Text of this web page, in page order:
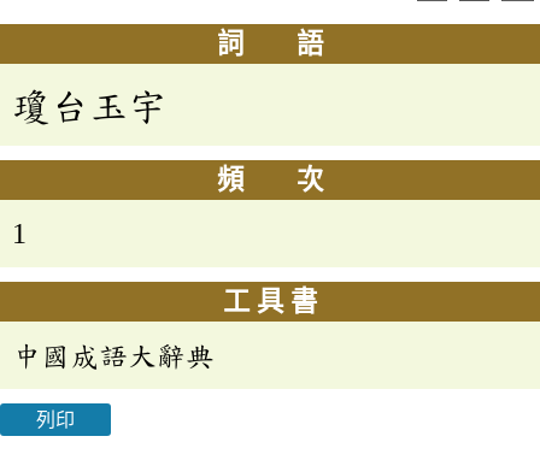
詞 語
瓊台玉宇
頻 次
1
工 具 書
中國成語大辭典
列印